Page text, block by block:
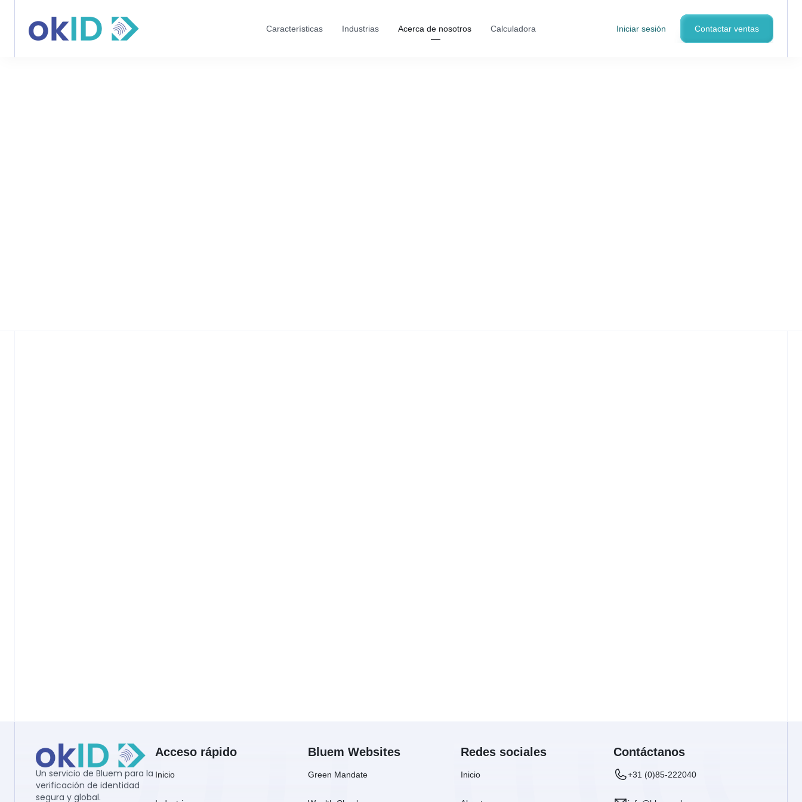
Características Industrias Acerca de nosotros Calculadora Iniciar sesión Contactar ventas
Un servicio de Bluem para la
verificación de identidad
segura y global.
Acceso rápido
Inicio
Bluem Websites
Green Mandate
Redes sociales
Inicio
Contáctanos
+31 (0)85-222040